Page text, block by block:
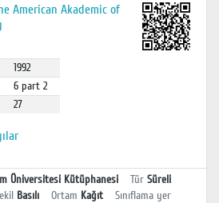
American Akademic of
1992
6 part 2
27
Üniversitesi Kütüphanesi Tür Süreli
Basılı Ortam Kağıt
Sınıflama yer